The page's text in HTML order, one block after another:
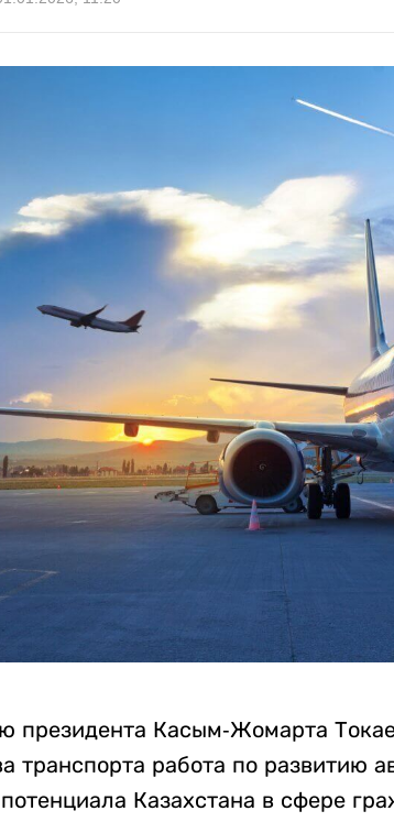
президента Касым-Жомарта
транспорта работа по развитию
Казахстана в сфере